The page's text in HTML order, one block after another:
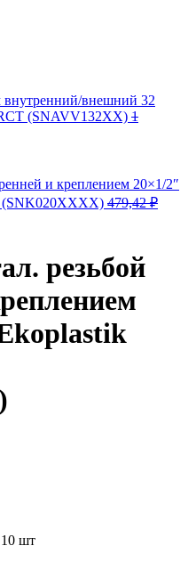
внешний 32
(SNAVV132XX) 1
и креплением 20×1/2″
(SNK020XXXX) 479,42₽
резьбой
10 шт